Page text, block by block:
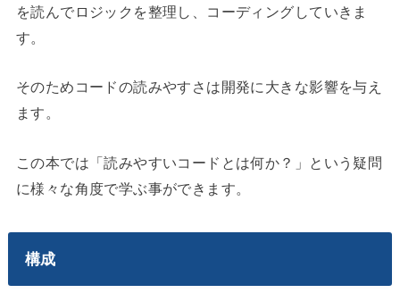
を読んでロジックを整理し、コーディングしていきま
す。
そのためコードの読みやすさは開発に大きな影響を与え
ます。
この本では「読みやすいコードとは何か？」という疑問
に様々な角度で学ぶ事ができます。
構成